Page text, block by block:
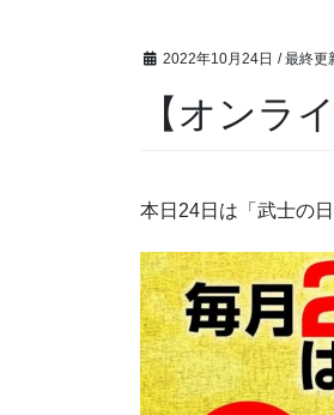
2022年10月24日 / 最終更
【オンラ
本日24日は「武士の日